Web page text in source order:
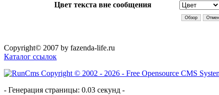
Цвет текста вне сообщения
Copyright© 2007 by fazenda-life.ru
Каталог ссылок
- Генерация страницы: 0.03 секунд -